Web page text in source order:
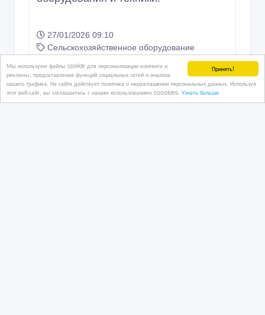
Принять!
Мы используем файлы cookie для персонализации контента и
рекламы, предоставления функций социальных сетей и анализа
нашего трафика. На сайте действует политика о неразглашении персональных данных. Используя
этот веб-сайт, вы соглашаетесь с нашим использованием coookies. Узнать больше
27/01/2026 09:10
Сельскохозяйственное оборудование